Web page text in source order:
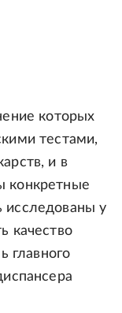
которых
тестами,
и в
конкретные
у
качество
главного